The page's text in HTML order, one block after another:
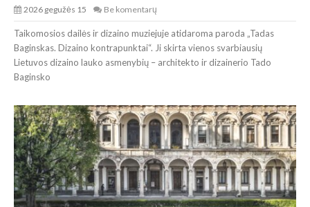
2026 gegužės 15 Be komentarų
Taikomosios dailės ir dizaino muziejuje atidaroma paroda „Tadas
Baginskas. Dizaino kontrapunktai“. Ji skirta vienos svarbiausių
Lietuvos dizaino lauko asmenybių – architekto ir dizainerio Tado
Baginsko